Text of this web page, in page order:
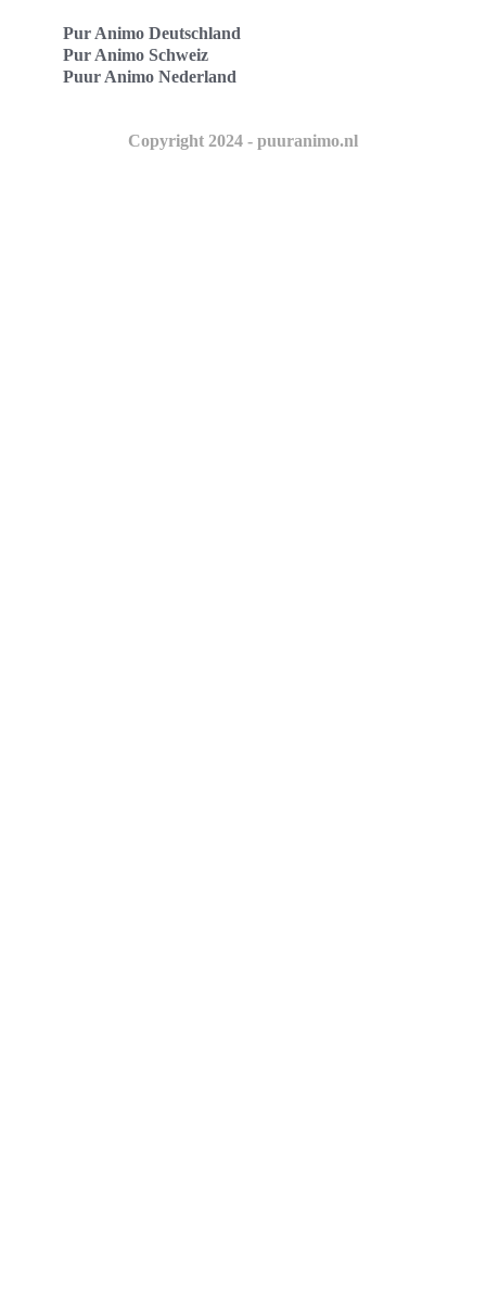
Pur Animo Deutschland
Pur Animo Schweiz
Puur Animo Nederland
Copyright 2024 - puuranimo.nl